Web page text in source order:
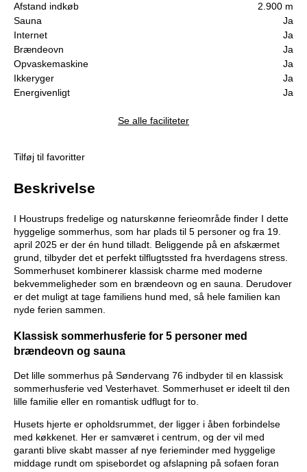
Afstand indkøb
2.900 m
Sauna
Ja
Internet
Ja
Brændeovn
Ja
Opvaskemaskine
Ja
Ikkeryger
Ja
Energivenligt
Ja
Se alle faciliteter
Tilføj til favoritter
Beskrivelse
I Houstrups fredelige og naturskønne ferieområde finder I dette
hyggelige sommerhus, som har plads til 5 personer og fra 19.
april 2025 er der én hund tilladt. Beliggende på en afskærmet
grund, tilbyder det et perfekt tilflugtssted fra hverdagens stress.
Sommerhuset kombinerer klassisk charme med moderne
bekvemmeligheder som en brændeovn og en sauna. Derudover
er det muligt at tage familiens hund med, så hele familien kan
nyde ferien sammen.
Klassisk sommerhusferie for 5 personer med
brændeovn og sauna
Det lille sommerhus på Søndervang 76 indbyder til en klassisk
sommerhusferie ved Vesterhavet. Sommerhuset er ideelt til den
lille familie eller en romantisk udflugt for to.
Husets hjerte er opholdsrummet, der ligger i åben forbindelse
med køkkenet. Her er samværet i centrum, og der vil med
garanti blive skabt masser af nye ferieminder med hyggelige
middage rundt om spisebordet og afslapning på sofaen foran